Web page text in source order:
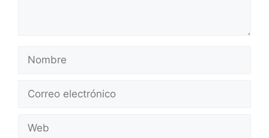
electrónico